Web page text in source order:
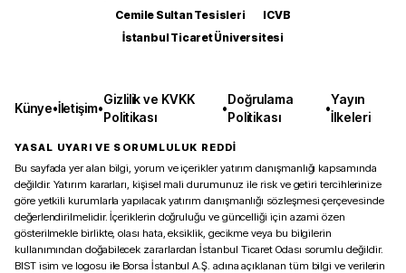
Cemile Sultan Tesisleri
ICVB
İstanbul Ticaret Üniversitesi
Künye•İletişim•
Gizlilik ve KVKK
Politikası
•
Doğrulama
Politikası
•
Yayın
İlkeleri
YASAL UYARI VE SORUMLULUK REDDİ
Bu sayfada yer alan bilgi, yorum ve içerikler yatırım danışmanlığı kapsamında
değildir. Yatırım kararları, kişisel mali durumunuz ile risk ve getiri tercihlerinize
göre yetkili kurumlarla yapılacak yatırım danışmanlığı sözleşmesi çerçevesinde
değerlendirilmelidir. İçeriklerin doğruluğu ve güncelliği için azami özen
gösterilmekle birlikte, olası hata, eksiklik, gecikme veya bu bilgilerin
kullanımından doğabilecek zararlardan İstanbul Ticaret Odası sorumlu değildir.
BIST isim ve logosu ile Borsa İstanbul A.Ş. adına açıklanan tüm bilgi ve verilerin